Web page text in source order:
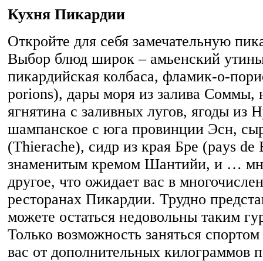
Кухня Пикардии
Откройте для себя замечательную
Выбор блюд широк – амьенский
пикардийская колбаса, фламик-о-
porions), дары моря из залива Соммы,
ягнятина с заливных лугов, ягоды из
шампанское с юга провинции Эсн,
(Thierache), сидр из края Бре (pays
знаменитым кремом Шантийи, и …
другое, что ожидает вас в
ресторанах Пикардии. Трудно
можете остаться недовольны таким
Только возможность заняться спортом
вас от дополнительных килограммов